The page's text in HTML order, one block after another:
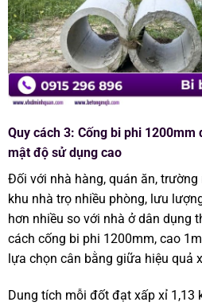
Quy cách 3: Cống bi phi 1200mm
mật độ sử dụng cao
Đối với nhà hàng, quán ăn,
khu nhà trọ nhiều phòng, lưu
hơn nhiều so với nhà ở dân dụng
cách cống bi phi 1200mm, cao
lựa chọn cân bằng giữa hiệu quả
Dung tích mỗi đốt đạt xấp xỉ 1,13